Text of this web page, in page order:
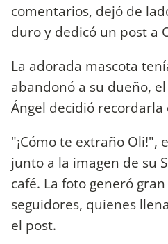
comentarios, dejó de
duro y dedicó un post a
La adorada mascota
abandonó a su dueño,
Ángel decidió
"¡Cómo te extraño Oli!",
junto a la imagen de su
café. La foto generó
seguidores, quienes
el post.